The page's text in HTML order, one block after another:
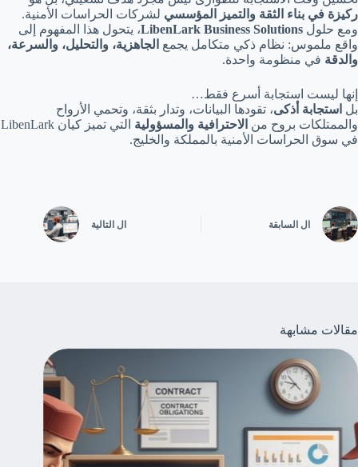
ركيزة في بناء الثقة والتميز المؤسسي لشركات الحراسات الأمنية.
ومع حلول LibenLark Business Solutions، يتحول هذا المفهوم إلى
واقع ملموس: نظام ذكي متكامل يجمع الجاهزية، والتحليل، والسرعة،
والدقة في منظومة واحدة.
إنها ليست استجابة أسرع فقط…
بل استجابة أذكى، تقودها البيانات، وتدار بثقة، وتحمي الأرواح
والممتلكات بروح من الاحترافية والمسؤولية
التي تميز كيان LibenLark
في سوق الحراسات الأمنية بالمملكة والخليج.
ال السابقة ال التالية
مقالات مشابهة